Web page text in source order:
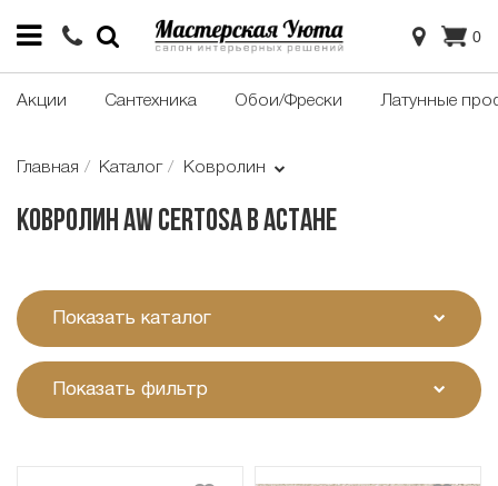
0
Акции Сантехника Обои/Фрески Латунные
Главная Каталог Ковролин
Ковролин AW Certosa в Астане
Показать каталог
Показать фильтр